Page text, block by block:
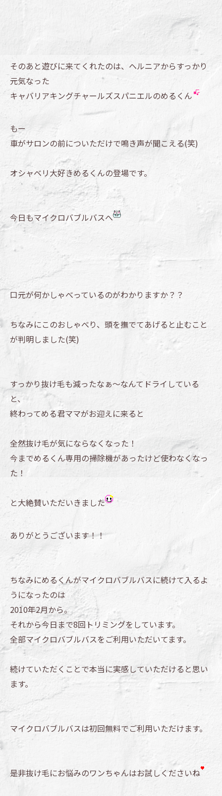
そのあと遊びに来てくれたのは、ヘルニアからすっかり
元気なった
キャバリアキングチャールズスパニエルのめるくん
もー
車がサロンの前についただけで鳴き声が聞こえる(笑)
オシャベリ大好きめるくんの登場です。
今日もマイクロバブルバスへ
口元が何かしゃべっているのがわかりますか？？
ちなみにこのおしゃべり、頭を撫でてあげると止むこと
が判明しました(笑)
すっかり抜け毛も減ったなぁ～なんてドライしている
と、
終わってめる君ママがお迎えに来ると
全然抜け毛が気にならなくなった！
今までめるくん専用の掃除機があったけど使わなくなっ
た！
と大絶賛いただいきました
ありがとうございます！！
ちなみにめるくんがマイクロバブルバスに続けて入るよ
うになったのは
2010年2月から。
それから今日まで8回トリミングをしています。
全部マイクロバブルバスをご利用いただいてます。
続けていただくことで本当に実感していただけると思い
ます。
マイクロバブルバスは初回無料でご利用いただけます。
是非抜け毛にお悩みのワンちゃんはお試しくださいね